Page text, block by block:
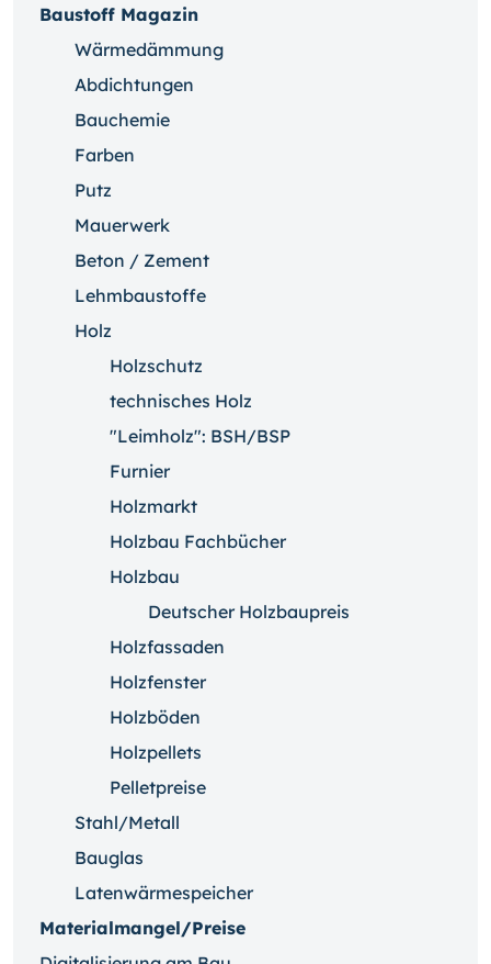
Baustoff Magazin
Wärmedämmung
Abdichtungen
Bauchemie
Farben
Putz
Mauerwerk
Beton / Zement
Lehmbaustoffe
Holz
Holzschutz
technisches Holz
"Leimholz": BSH/BSP
Furnier
Holzmarkt
Holzbau Fachbücher
Holzbau
Deutscher Holzbaupreis
Holzfassaden
Holzfenster
Holzböden
Holzpellets
Pelletpreise
Stahl/Metall
Bauglas
Latenwärmespeicher
Materialmangel/Preise